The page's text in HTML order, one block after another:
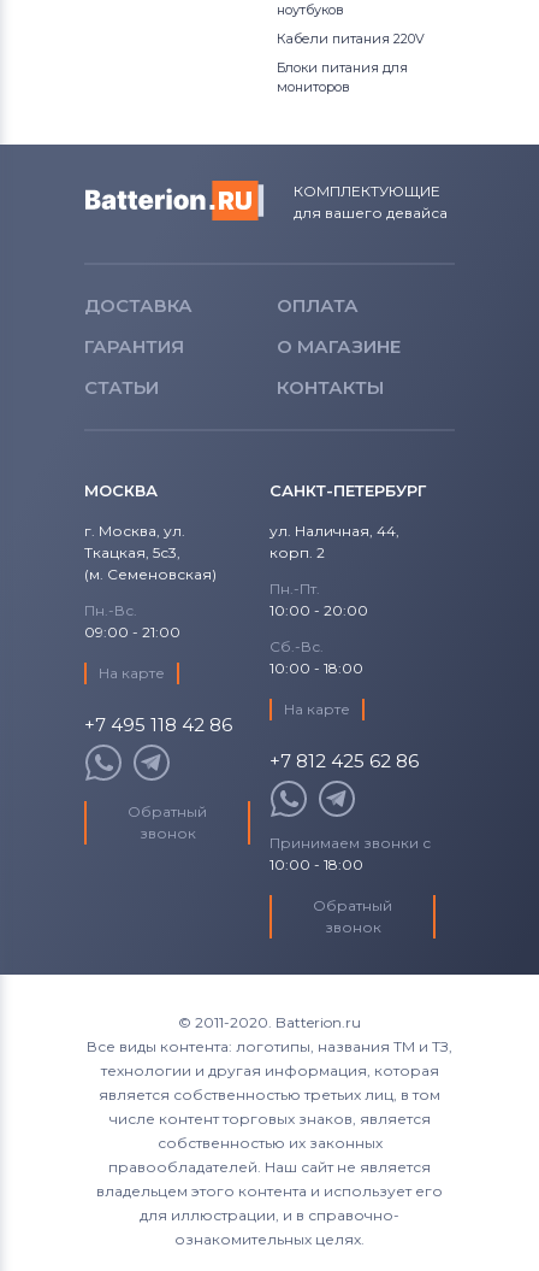
ноутбуков
Кабели питания 220V
Блоки питания для
мониторов
КОМПЛЕКТУЮЩИЕ
для вашего девайса
ДОСТАВКА
ОПЛАТА
ГАРАНТИЯ
О МАГАЗИНЕ
СТАТЬИ
КОНТАКТЫ
МОСКВА
г. Москва, ул.
Ткацкая, 5с3,
(м. Семеновская)
Пн.-Вс.
09:00 - 21:00
На карте
+7 495 118 42 86
Обратный
звонок
САНКТ-ПЕТЕРБУРГ
ул. Наличная, 44,
корп. 2
Пн.-Пт.
10:00 - 20:00
Сб.-Вс.
10:00 - 18:00
На карте
+7 812 425 62 86
Принимаем звонки с
10:00 - 18:00
Обратный
звонок
© 2011-2020. Batterion.ru
Все виды контента: логотипы, названия ТМ и ТЗ,
технологии и другая информация, которая
является собственностью третьих лиц, в том
числе контент торговых знаков, является
собственностью их законных
правообладателей. Наш сайт не является
владельцем этого контента и использует его
для иллюстрации, и в справочно-
ознакомительных целях.